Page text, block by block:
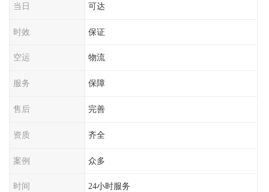
当日 可达
时效 保证
空运 物流
服务 保障
售后 完善
资质 齐全
案例 众多
时间 24小时服务